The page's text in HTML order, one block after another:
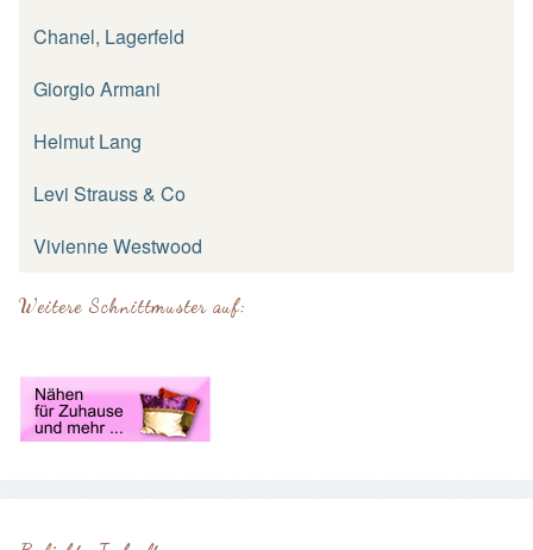
Chanel, Lagerfeld
Giorgio Armani
Helmut Lang
Levi Strauss & Co
Vivienne Westwood
Weitere Schnittmuster auf: